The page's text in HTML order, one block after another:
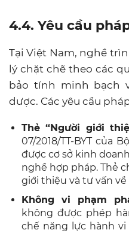
4.4. Yêu cầu
Tại Việt Nam, nghề
lý chặt chẽ theo các
bảo tính minh bạch
dược. Các yêu cầu
Thẻ “Người giới
07/2018/TT-BYT của
được cơ sở kinh
nghề hợp pháp. Thẻ
giới thiệu và tư vấn
Không vi phạm
không được phép
chế năng lực hành